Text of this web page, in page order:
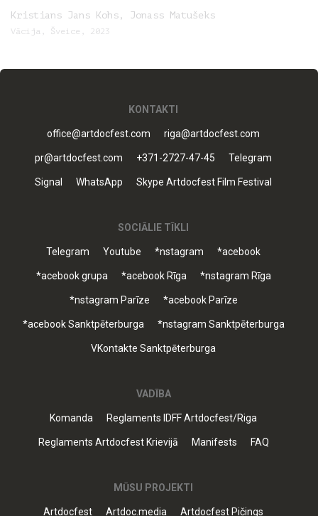
Kristians Jans Kohs, Jonass Matušeks
Vācija, Šveice, 2023
KONTAKTI
office@artdocfest.com riga@artdocfest.com
pr@artdocfest.com +371-2727-47-45 Telegram
Signal WhatsApp Skype Artdocfest Film Festival
SOCIĀLIE TĪKLI
Telegram Youtube *nstagram *acebook
*acebook grupa *acebook Rīga *nstagram Rīga
*nstagram Parīze *acebook Parīze
*acebook Sanktpēterburga *nstagram Sanktpēterburga
VKontakte Sanktpēterburga
VADĪBA
Komanda Reglaments IDFF Artdocfest/Riga
Reglaments Artdocfest Krievijā Manifests FAQ
MŪSU PROJEKTI
Artdocfest Artdoc.media Artdocfest Pičings